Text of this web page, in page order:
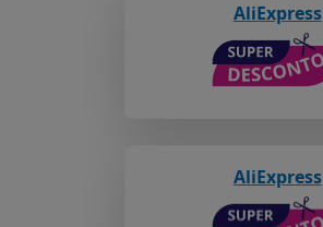
AliExpress
AliExpress